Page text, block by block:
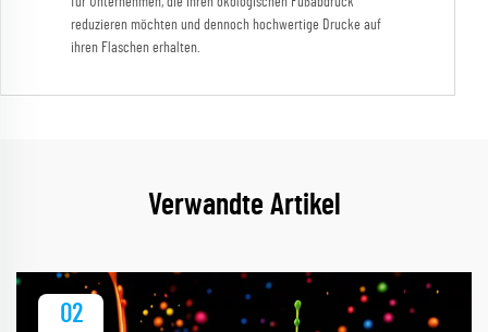
reduzieren möchten und dennoch hochwertige Drucke auf
ihren Flaschen erhalten.
Verwandte Artikel
02